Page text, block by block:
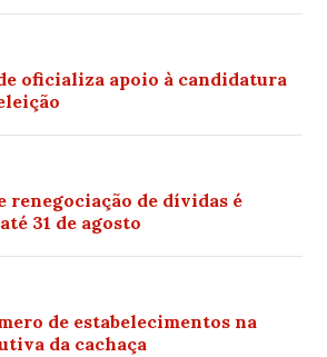
oficializa apoio à candidatura
renegociação de dívidas é
31 de agosto
de estabelecimentos na
da cachaça